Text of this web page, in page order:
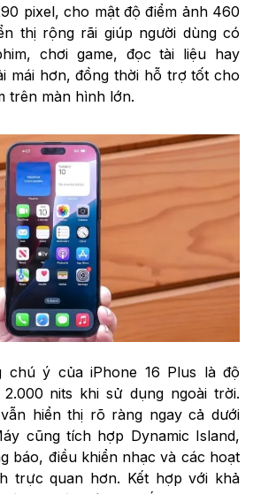
pixel, cho mật độ điểm ảnh 460
thị rộng rãi giúp người dùng có
chơi game, đọc tài liệu hay
mái hơn, đồng thời hỗ trợ tốt cho
trên màn hình lớn.
chú ý của iPhone 16 Plus là độ
nits khi sử dụng ngoài trời.
hiển thị rõ ràng ngay cả dưới
cũng tích hợp Dynamic Island,
báo, điều khiển nhạc và các hoạt
trực quan hơn. Kết hợp với khả